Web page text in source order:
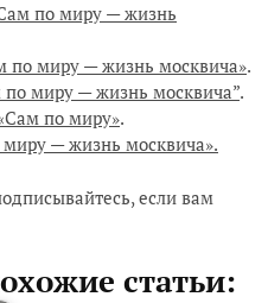
по миру — жизнь
по миру — жизнь москвича».
миру — жизнь москвича”.
по миру».
— жизнь москвича».
если вам
статьи: